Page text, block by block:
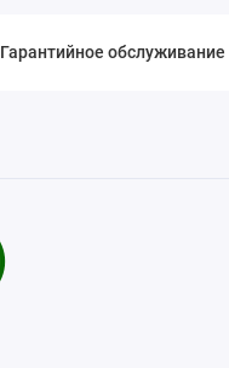
Гарантийное обслуживание